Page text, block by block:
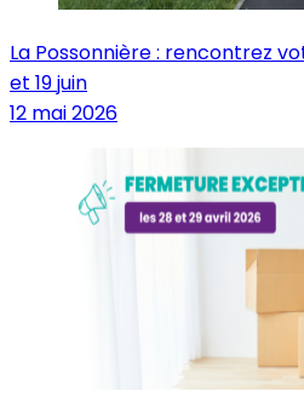
La Possonnière : rencontrez
et 19 juin
12 mai 2026